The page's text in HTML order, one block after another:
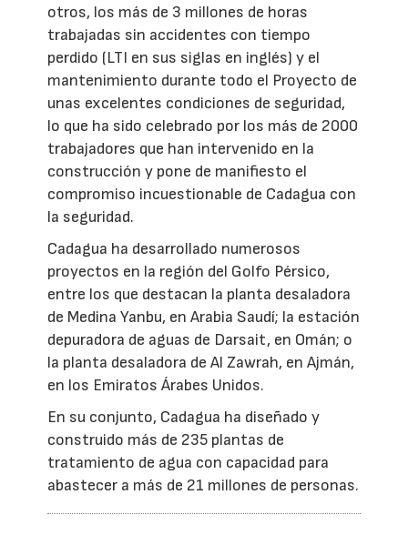
otros, los más de 3 millones de horas
trabajadas sin accidentes con tiempo
perdido (LTI en sus siglas en inglés) y el
mantenimiento durante todo el Proyecto de
unas excelentes condiciones de seguridad,
lo que ha sido celebrado por los más de 2000
trabajadores que han intervenido en la
construcción y pone de manifiesto el
compromiso incuestionable de Cadagua con
la seguridad.
Cadagua ha desarrollado numerosos
proyectos en la región del Golfo Pérsico,
entre los que destacan la planta desaladora
de Medina Yanbu, en Arabia Saudí; la estación
depuradora de aguas de Darsait, en Omán; o
la planta desaladora de Al Zawrah, en Ajmán,
en los Emiratos Árabes Unidos.
En su conjunto, Cadagua ha diseñado y
construido más de 235 plantas de
tratamiento de agua con capacidad para
abastecer a más de 21 millones de personas.